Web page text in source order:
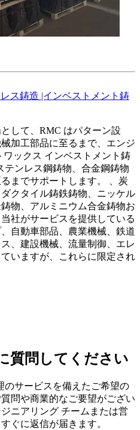
して、RMC はパターン設
加工部品に至るまで、エンジ
ックス インベストメント鋳
テンレス鋼鋳物、合金鋼鋳物
までサポートします。 、炭
クタイル鋳鉄鋳物、ニッケル
物、アルミニウム合金鋳物お
社がサービスを提供している
自動車部品、農業機械、鉄道
、建設機械、流量制御、エレ
いますが、これらに限定され
質問してください
のサービスを備えたご希望の
問や商業的なご要望がござい
ニアリング チームまたは営
ぐに返信が届きます。